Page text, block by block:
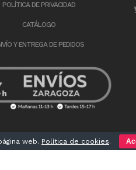
POLÍTICA DE PRIVACIDAD
CATÁLOGO
Y ENTREGA DE PEDIDOS
web. Política de cookies.